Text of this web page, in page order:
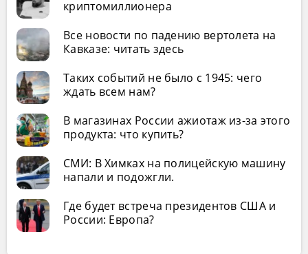
криптомиллионера
Все новости по падению вертолета на
Кавказе: читать здесь
Таких событий не было с 1945: чего
ждать всем нам?
В магазинах России ажиотаж из-за этого
продукта: что купить?
СМИ: В Химках на полицейскую машину
напали и подожгли.
Где будет встреча президентов США и
России: Европа?